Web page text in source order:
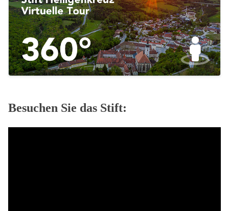
Besuchen Sie das Stift: